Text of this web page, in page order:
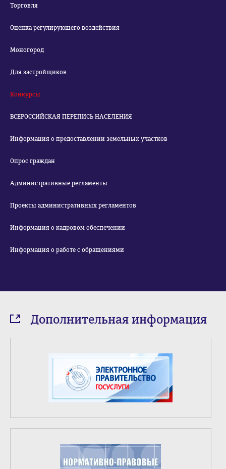
Торговля
Оценка регулирующего воздействия
Моногород
Для застройщиков
Конкурсы
ВСЕРОССИЙСКАЯ ПЕРЕПИСЬ НАСЕЛЕНИЯ
Информация о предоставлении земельных участков
Опрос граждан
Административные регламенты
Проекты административных регламентов
Информация о кадровом обеспечении
Информация о работе с обращениями
Дополнительная информация